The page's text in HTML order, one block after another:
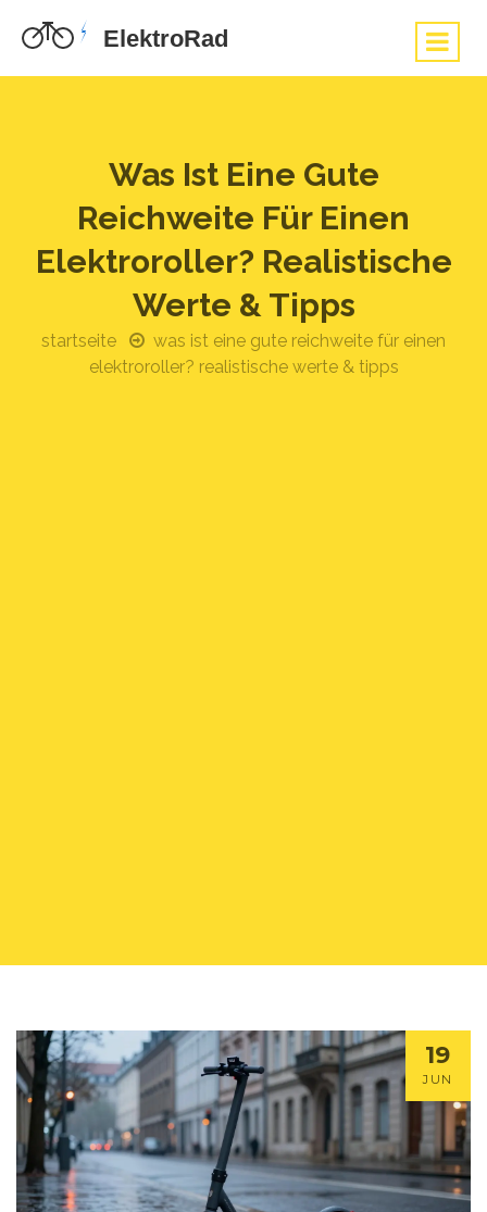
Was Ist Eine Gute
Reichweite Für Einen
Elektroroller? Realistische
Werte & Tipps
startseite
was ist eine gute reichweite für einen
elektroroller? realistische werte & tipps
19
JUN